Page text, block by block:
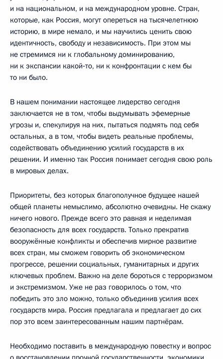
и на национальном, и на международном уровне. Стран,
которые, как Россия, могут опереться на тысячелетнюю
историю, в мире немало, и мы научились ценить свою
идентичность, свободу и независимость. При этом мы
не стремимся ни к глобальному доминированию,
ни к экспансии какой‑то, ни к конфронтации с кем бы
то ни было.
В нашем понимании настоящее лидерство сегодня
заключается не в том, чтобы выдумывать эфемерные
угрозы и, спекулируя на них, пытаться подмять под себя
остальных, а в том, чтобы видеть реальные проблемы,
содействовать объединению усилий государств в их
решении. И именно так Россия понимает сегодня свою роль
в мировых делах.
Приоритеты, без которых благополучное будущее нашей
общей планеты немыслимо, абсолютно очевидны. Не скажу
ничего нового. Прежде всего это равная и неделимая
безопасность для всех государств. Только прекратив
вооружённые конфликты и обеспечив мирное развитие
всех стран, мы сможем говорить об экономическом
прогрессе, решении социальных, гуманитарных и других
ключевых проблем. Важно на деле бороться с терроризмом
и экстремизмом. Уже не раз говорилось о том, что
победить это зло можно, только объединив усилия всех
государств мира. Россия предлагала и предлагает до сих
пор это всем заинтересованным нашим партнёрам.
Необходимо поставить в международную повестку и вопрос